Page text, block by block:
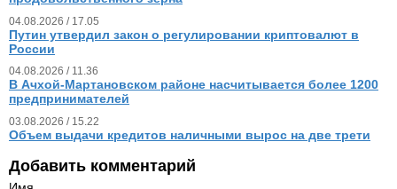
04.08.2026 / 17.05
Путин утвердил закон о регулировании криптовалют в
России
04.08.2026 / 11.36
В Ачхой-Мартановском районе насчитывается более 1200
предпринимателей
03.08.2026 / 15.22
Объем выдачи кредитов наличными вырос на две трети
Добавить комментарий